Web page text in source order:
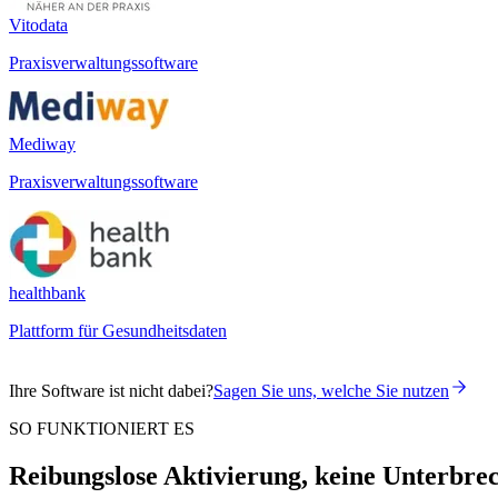
Vitodata
Praxisverwaltungssoftware
Mediway
Praxisverwaltungssoftware
healthbank
Plattform für Gesundheitsdaten
Ihre Software ist nicht dabei?Sagen Sie uns, welche Sie nutzen
SO FUNKTIONIERT ES
Reibungslose Aktivierung, keine